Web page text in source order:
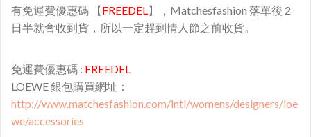
有免運費優惠碼 【FREEDEL 】，Matchesfashion 落單後 2
日半就會收到貨，所以一定趕到情人節之前收貨。
免運費優惠碼 : FREEDEL
LOEWE 銀包購買網址：
http://www.matchesfashion.com/intl/womens/designers/loe
we/accessories